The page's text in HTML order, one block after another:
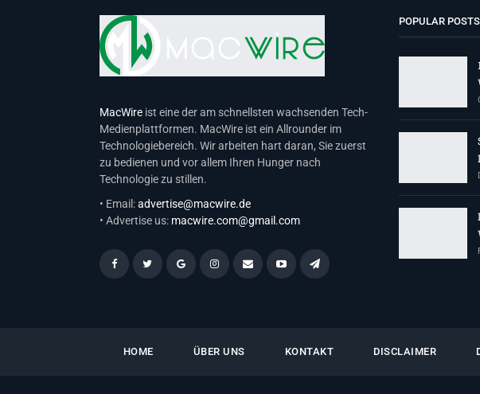
MacWireist eine der am schnellsten wachsenden Tech-
Medienplattformen. MacWire ist ein Allrounder im
Technologiebereich. Wir arbeiten hart daran, Sie zuerst
zu bedienen und vor allem Ihren Hunger nach
Technologie zu stillen.
• Email:advertise@macwire.de
• Advertise us: macwire.com@gmail.com
POPULAR POSTS
HOME ÜBER UNS KONTAKT DISCLAIMER